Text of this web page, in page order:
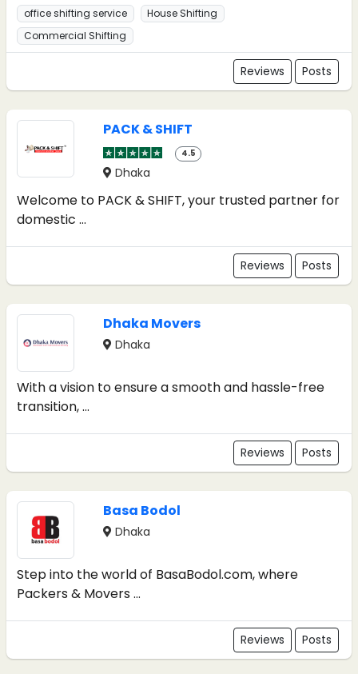
office shifting service
House Shifting
Commercial Shifting
Reviews Posts
PACK & SHIFT
4.5
Dhaka
Welcome to PACK & SHIFT, your trusted partner for
domestic ...
Reviews Posts
Dhaka Movers
Dhaka
With a vision to ensure a smooth and hassle-free
transition, ...
Reviews Posts
Basa Bodol
Dhaka
Step into the world of BasaBodol.com, where
Packers & Movers ...
Reviews Posts